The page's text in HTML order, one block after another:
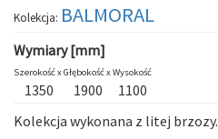
Kolekcja: BALMORAL
Wymiary [mm]
Szerokość xGłębokość xWysokość
1350 1900
1100
Kolekcja wykonana z litej brzozy.